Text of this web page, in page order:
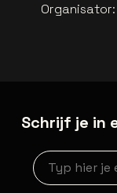
Organisator:
Schrijf je in
Nieuwsbrief